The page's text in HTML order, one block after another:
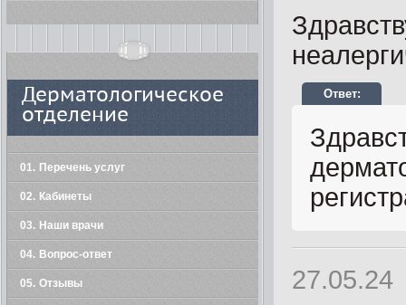
27.05.24
Дерматологическое
отделение
01 Перечень услуг
02 Кабинеты
03 Наши врачи
04 Вопрос-ответ
05 Отзывы